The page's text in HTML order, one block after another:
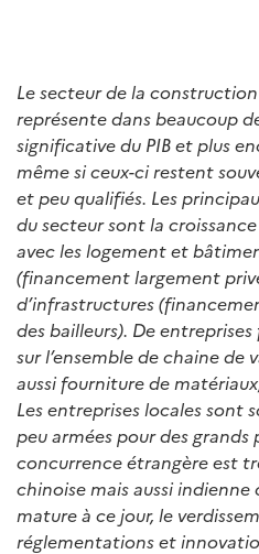
Le secteur de la
représente dans beaucoup
significative du PIB et plus
même si ceux-ci restent
et peu qualifiés. Les
du secteur sont la
avec les logement et
(financement largement
d’infrastructures
des bailleurs). De
sur l’ensemble de chaine de
aussi fourniture de
Les entreprises locales sont
peu armées pour des grands
concurrence étrangère est
chinoise mais aussi indienne
mature à ce jour, le
réglementations et